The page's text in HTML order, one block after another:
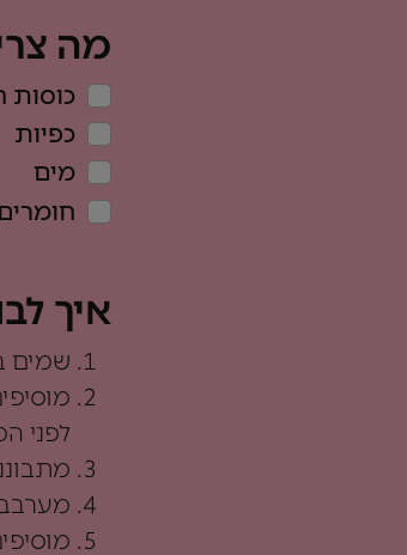
מה
כוסות
כפיות
מים
איך
שמים בערך 1/2 כפית מכל אחד מהחומרים
לפני